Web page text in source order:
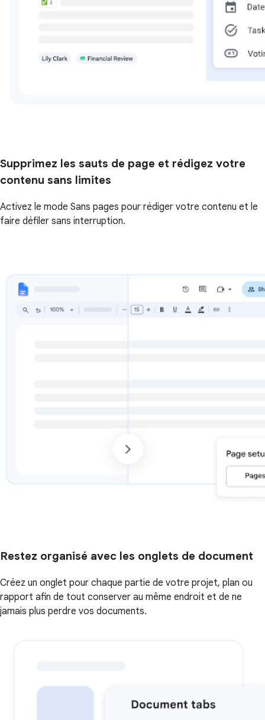
Supprimez les sauts de page et rédigez votre
contenu sans limites
Activez le mode Sans pages pour rédiger votre contenu et le
faire défiler sans interruption.
Restez organisé avec les onglets de document
Créez un onglet pour chaque partie de votre projet, plan ou
rapport afin de tout conserver au même endroit et de ne
jamais plus perdre vos documents.